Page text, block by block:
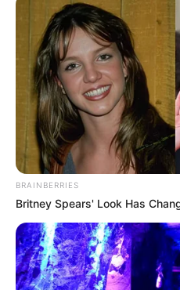
BRAINBERRIES
Britney Spears' Look Has